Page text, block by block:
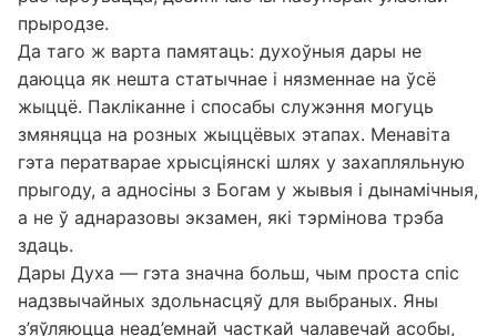
расчароўвацца, дзейнічаючы насуперак уласнай
прыродзе.
Да таго ж варта памятаць: духоўныя дары не
даюцца як нешта статычнае і нязменнае на ўсё
жыццё. Пакліканне і спосабы служэння могуць
змяняцца на розных жыццёвых этапах. Менавіта
гэта ператварае хрысціянскі шлях у захапляльную
прыгоду, а адносіны з Богам у жывыя і дынамічныя,
а не ў аднаразовы экзамен, які тэрмінова трэба
здаць.
Дары Духа — гэта значна больш, чым проста спіс
надзвычайных здольнасцяў для выбраных. Яны